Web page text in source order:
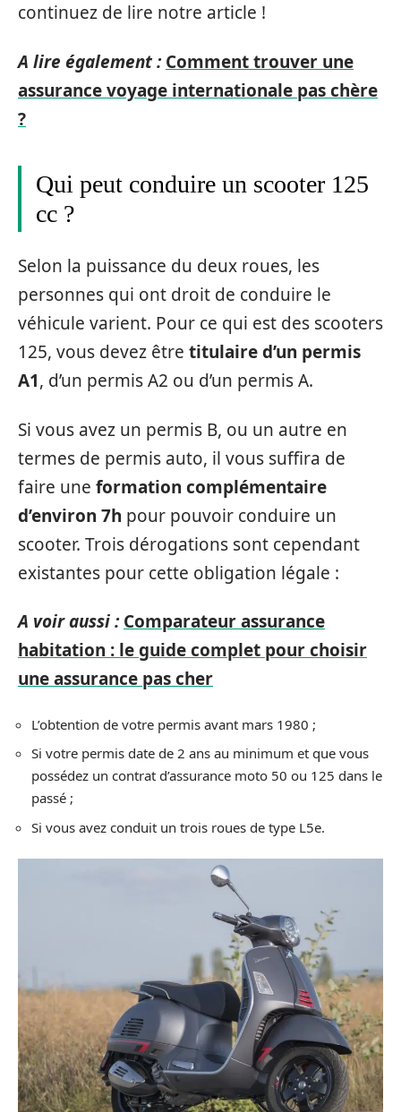
continuez de lire notre article !
A lire également : Comment trouver une
assurance voyage internationale pas chère
?
Qui peut conduire un scooter 125
cc ?
Selon la puissance du deux roues, les
personnes qui ont droit de conduire le
véhicule varient. Pour ce qui est des scooters
125, vous devez être titulaire d’un permis
A1, d’un permis A2 ou d’un permis A.
Si vous avez un permis B, ou un autre en
termes de permis auto, il vous suffira de
faire une formation complémentaire
d’environ 7h pour pouvoir conduire un
scooter. Trois dérogations sont cependant
existantes pour cette obligation légale :
A voir aussi : Comparateur assurance
habitation : le guide complet pour choisir
une assurance pas cher
L’obtention de votre permis avant mars 1980 ;
Si votre permis date de 2 ans au minimum et que vous
possédez un contrat d’assurance moto 50 ou 125 dans le
passé ;
Si vous avez conduit un trois roues de type L5e.